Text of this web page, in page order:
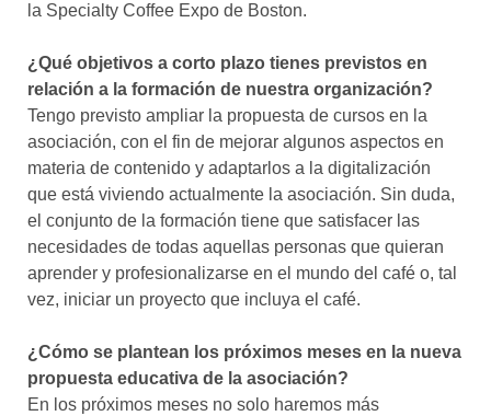
la Specialty Coffee Expo de Boston.
¿Qué objetivos a corto plazo tienes previstos en
relación a la formación de nuestra organización?
Tengo previsto ampliar la propuesta de cursos en la
asociación, con el fin de mejorar algunos aspectos en
materia de contenido y adaptarlos a la digitalización
que está viviendo actualmente la asociación. Sin duda,
el conjunto de la formación tiene que satisfacer las
necesidades de todas aquellas personas que quieran
aprender y profesionalizarse en el mundo del café o, tal
vez, iniciar un proyecto que incluya el café.
¿Cómo se plantean los próximos meses en la nueva
propuesta educativa de la asociación?
En los próximos meses no solo haremos más